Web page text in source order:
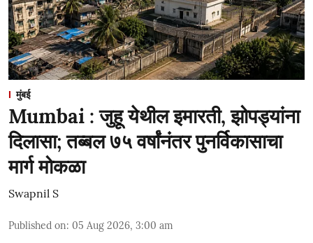
मुंबई
Mumbai : जुहू येथील इमारती, झोपड्यांना
दिलासा; तब्बल ७५ वर्षांनंतर पुनर्विकासाचा
मार्ग मोकळा
Swapnil S
Published on: 05 Aug 2026, 3:00 am